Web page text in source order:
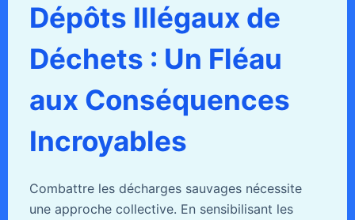
Dépôts Illégaux de
Déchets : Un Fléau
aux Conséquences
Incroyables
Combattre les décharges sauvages nécessite
une approche collective. En sensibilisant les